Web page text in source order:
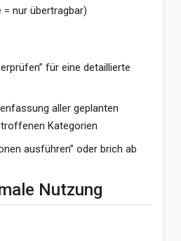
= nur übertragbar)
für eine detaillierte
aller geplanten
Kategorien
ausführen” oder brich ab
Nutzung